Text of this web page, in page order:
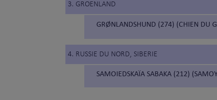
3. GROENLAND
GRØNLANDSHUND (274) (CHIEN DU
4. RUSSIE DU NORD, SIBERIE
SAMOIEDSKAÏA SABAKA (212)